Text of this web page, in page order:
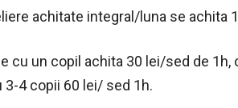
achitate integral/luna se achita
cu un copil achita 30 lei/sed de
3-4 copii 60 lei/ sed 1h.